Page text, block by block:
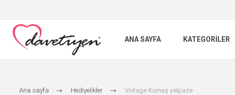
ANA SAYFA KATEGORILER
Ana sayfa Hediyelikler Vintage Kumaş yelpaze